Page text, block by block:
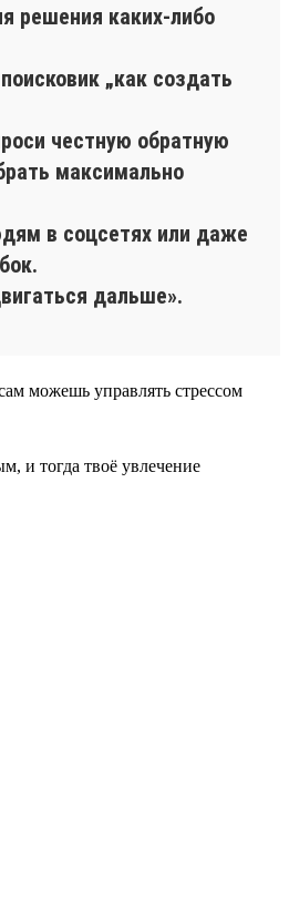
решения каких-либо
„как создать
честную обратную
максимально
в соцсетях или даже
дальше».
можешь управлять стрессом
и тогда твоё увлечение